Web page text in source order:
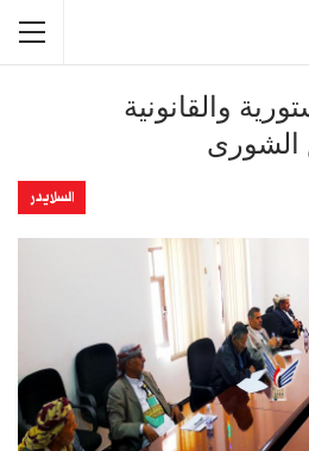
والقانونية
الشورى
السلايدر